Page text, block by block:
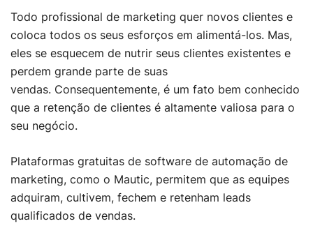
Todo profissional de marketing quer novos clientes e
coloca todos os seus esforços em alimentá-los. Mas,
eles se esquecem de nutrir seus clientes existentes e
perdem grande parte de suas
vendas. Consequentemente, é um fato bem conhecido
que a retenção de clientes é altamente valiosa para o
seu negócio.
Plataformas gratuitas de software de automação de
marketing, como o Mautic, permitem que as equipes
adquiram, cultivem, fechem e retenham leads
qualificados de vendas.